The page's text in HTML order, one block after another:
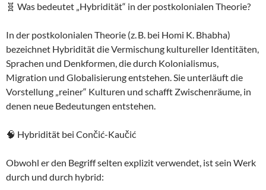
🧬 Was bedeutet „Hybridität“ in der postkolonialen Theorie?
In der postkolonialen Theorie (z. B. bei Homi K. Bhabha)
bezeichnet Hybridität die Vermischung kultureller Identitäten,
Sprachen und Denkformen, die durch Kolonialismus,
Migration und Globalisierung entstehen. Sie unterläuft die
Vorstellung „reiner“ Kulturen und schafft Zwischenräume, in
denen neue Bedeutungen entstehen.
🧠 Hybridität bei Cončić-Kaučić
Obwohl er den Begriff selten explizit verwendet, ist sein Werk
durch und durch hybrid: